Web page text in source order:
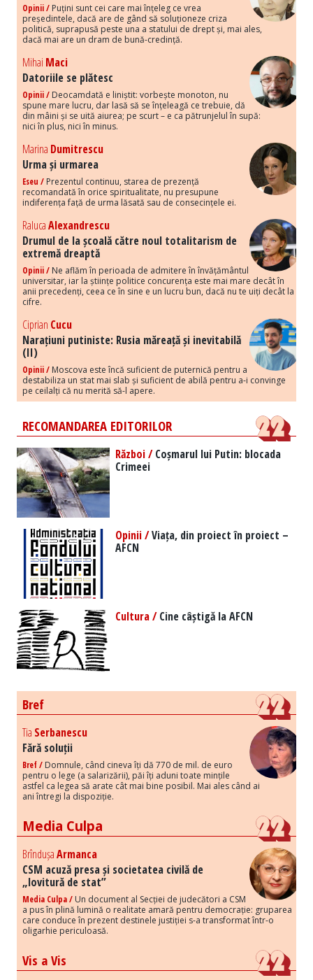
Opinii / Puțini sunt cei care mai înțeleg ce vrea
președintele, dacă are de gând să soluționeze criza
politică, suprapusă peste una a statului de drept și, mai ales,
dacă mai are un dram de bună-credință.
Mihai Maci
Datoriile se plătesc
Opinii / Deocamdată e liniștit: vorbește monoton, nu
spune mare lucru, dar lasă să se înțeleagă ce trebuie, dă
din mâini și se uită aiurea; pe scurt – e ca pătrunjelul în supă:
nici în plus, nici în minus.
Marina Dumitrescu
Urma și urmarea
Eseu / Prezentul continuu, starea de prezență
recomandată în orice spiritualitate, nu presupune
indiferența față de urma lăsată sau de consecințele ei.
RalucaAlexandrescu
Drumul de la școală către noul totalitarism de
extremă dreaptă
Opinii / Ne aflăm în perioada de admitere în învățământul
universitar, iar la științe politice concurența este mai mare decât în
anii precedenți, ceea ce în sine e un lucru bun, dacă nu te uiți decât la
cifre.
Ciprian Cucu
Narațiuni putiniste: Rusia măreață și inevitabilă
(II)
Opinii / Moscova este încă suficient de puternică pentru a
destabiliza un stat mai slab și suficient de abilă pentru a-i convinge
pe ceilalți că nu merită să-l apere.
RECOMANDAREA EDITORILOR
Război /Coșmarul lui Putin: blocada
Crimeei
Opinii /Viața, din proiect în proiect –
AFCN
Cultura /Cine câștigă la AFCN
Bref
Tia Serbanescu
Fără soluții
Bref / Domnule, când cineva îți dă 770 de mil. de euro
pentru o lege (a salarizării), păi îți aduni toate mințile
astfel ca legea să arate cât mai bine posibil. Mai ales când ai
ani întregi la dispoziție.
Media Culpa
BrîndușaArmanca
CSM acuză presa și societatea civilă de
„lovitură de stat”
Media Culpa / Un document al Secției de judecători a CSM
a pus în plină lumină o realitate amară pentru democrație: gruparea
care conduce în prezent destinele justiției s-a transformat într-o
oligarhie periculoasă.
Vis a Vis